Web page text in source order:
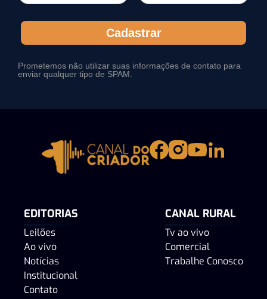
Cadastrar
Prometemos não utilizar suas informações de contato para
enviar qualquer tipo de SPAM.
EDITORIAS
Leilões
Ao vivo
Notícias
Institucional
Contato
CANAL RURAL
Tv ao vivo
Comercial
Trabalhe Conosco